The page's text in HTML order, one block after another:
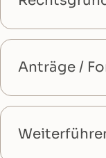
Anträge /